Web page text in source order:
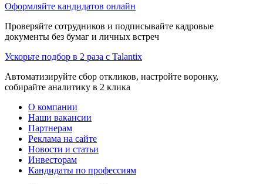
Оформляйте кандидатов онлайн
Проверяйте сотрудников и подписывайте кадровые
документы без бумаг и личных встреч
Ускорьте подбор в 2 раза с Talantix
Автоматизируйте сбор откликов, настройте воронку,
собирайте аналитику в 2 клика
О компании
Наши вакансии
Партнерам
Реклама на сайте
Новости и статьи
Инвесторам
Кандидаты по профессиям